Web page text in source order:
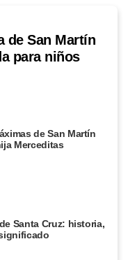
de San Martín
para niños
de San Martín
Merceditas
Santa Cruz: historia,